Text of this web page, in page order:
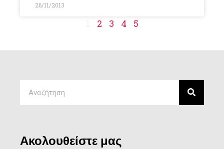
26/11/2013
2 3 4 5
Ακολουθείστε μας